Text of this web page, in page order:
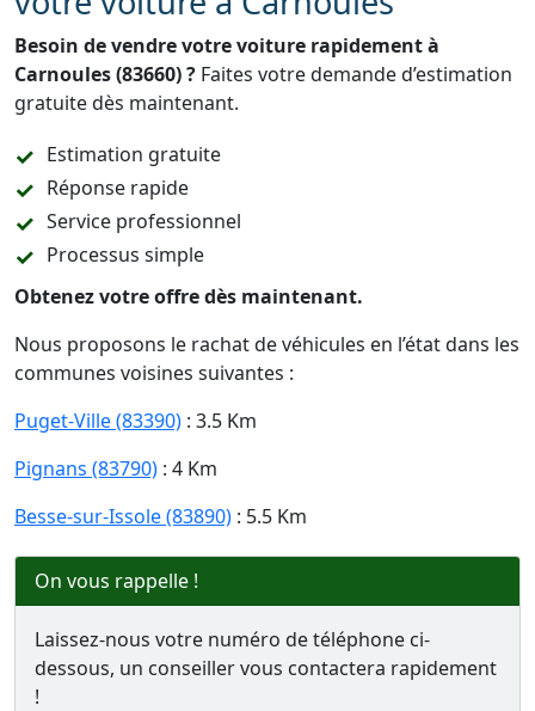
Besoin de vendre votre voiture rapidement à
Carnoules (83660) ? Faites votre demande d’estimation
gratuite dès maintenant.
Estimation gratuite
Réponse rapide
Service professionnel
Processus simple
Obtenez votre offre dès maintenant.
Nous proposons le rachat de véhicules en l’état dans les
communes voisines suivantes :
Puget-Ville (83390) : 3.5 Km
Pignans (83790) : 4 Km
Besse-sur-Issole (83890) : 5.5 Km
On vous rappelle !
Laissez-nous votre numéro de téléphone ci-
dessous, un conseiller vous contactera rapidement
!